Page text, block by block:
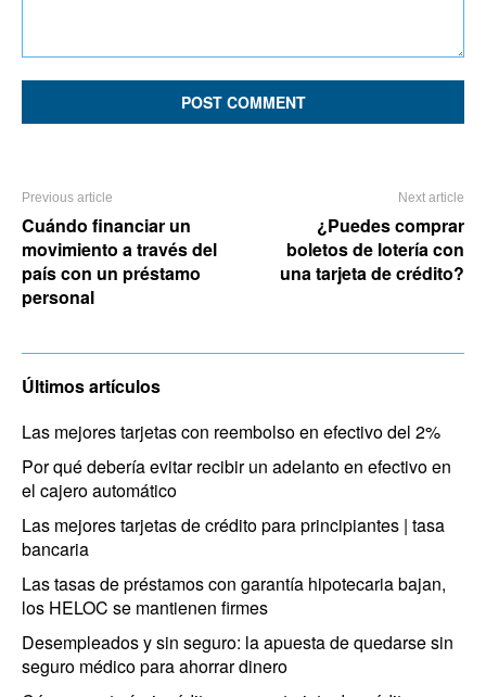
Previous article
Cuándo financiar un
movimiento a través del
país con un préstamo
personal
Next article
¿Puedes comprar
boletos de lotería con
una tarjeta de crédito?
Últimos artículos
Las mejores tarjetas con reembolso en efectivo del 2%
Por qué debería evitar recibir un adelanto en efectivo en
el cajero automático
Las mejores tarjetas de crédito para principiantes | tasa
bancaria
Las tasas de préstamos con garantía hipotecaria bajan,
los HELOC se mantienen firmes
Desempleados y sin seguro: la apuesta de quedarse sin
seguro médico para ahorrar dinero